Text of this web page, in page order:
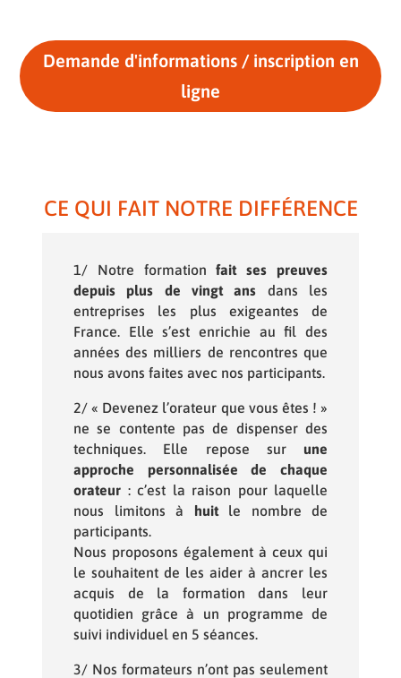
Demande d'informations / inscription en
ligne
CE QUI FAIT NOTRE DIFFÉRENCE
1/ Notre formationfait ses preuves
depuis plus de vingt ans dans les
entreprises les plus exigeantes de
France. Elle s’est enrichie au fil des
années des milliers de rencontres que
nous avons faites avec nos participants.
2/ « Devenez l’orateur que vous êtes ! »
ne se contente pas de dispenser des
techniques. Elle repose sur une
approche personnalisée de chaque
orateur : c’est la raison pour laquelle
nous limitons à huitle nombre de
participants.
Nous proposons également à ceux qui
le souhaitent de les aider à ancrer les
acquis de la formation dans leur
quotidien grâce à un programme de
suivi individuel en 5 séances.
3/ Nos formateurs n’ont pas seulement